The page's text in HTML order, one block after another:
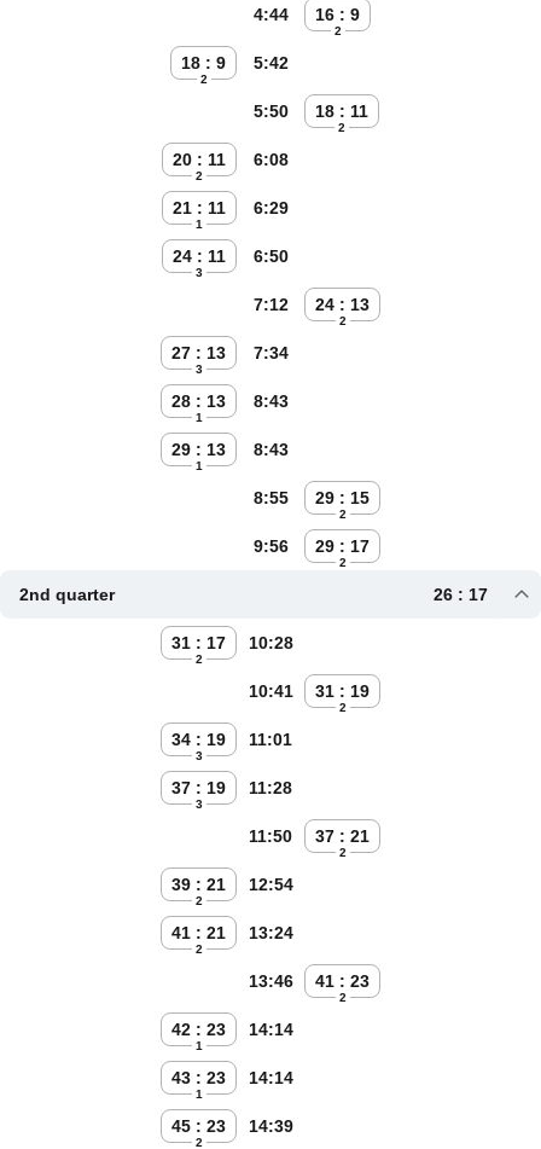
16 : 9
2
4:44
18 : 9
2
5:42
18 : 11
2
5:50
20 : 11
2
6:08
21 : 11
1
6:29
24 : 11
3
6:50
24 : 13
2
7:12
27 : 13
3
7:34
28 : 13
1
8:43
29 : 13
1
8:43
29 : 15
2
8:55
29 : 17
2
9:56
2nd quarter 26 : 17
31 : 17
2
10:28
31 : 19
2
10:41
34 : 19
3
11:01
37 : 19
3
11:28
37 : 21
2
11:50
39 : 21
2
12:54
41 : 21
2
13:24
41 : 23
2
13:46
42 : 23
1
14:14
43 : 23
1
14:14
45 : 23
2
14:39